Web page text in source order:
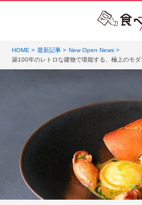
HOME 最新記事
New Open News
築100年のレトロな建物で堪能する、極上のモダ